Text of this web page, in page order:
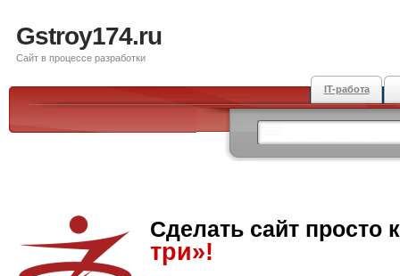
Gstroy174.ru
Сайт в процессе разработки
IT-работа
Сделать сайт просто
три»!